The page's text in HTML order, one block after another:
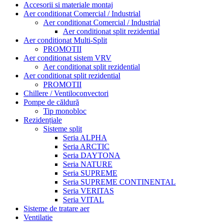
Accesorii si materiale montaj
Aer conditionat Comercial / Industrial
Aer conditionat Comercial / Industrial
Aer conditionat split rezidential
Aer conditionat Multi-Split
PROMOTII
Aer conditionat sistem VRV
Aer conditionat split rezidential
Aer conditionat split rezidential
PROMOTII
Chillere / Ventiloconvectori
Pompe de căldură
Tip monobloc
Rezidențiale
Sisteme split
Seria ALPHA
Seria ARCTIC
Seria DAYTONA
Seria NATURE
Seria SUPREME
Seria SUPREME CONTINENTAL
Seria VERITAS
Seria VITAL
Sisteme de tratare aer
Ventilatie